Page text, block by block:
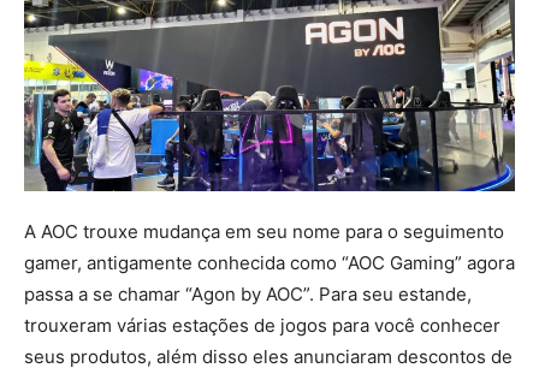
A AOC trouxe mudança em seu nome para o seguimento
gamer, antigamente conhecida como “AOC Gaming” agora
passa a se chamar “Agon by AOC”. Para seu estande,
trouxeram várias estações de jogos para você conhecer
seus produtos, além disso eles anunciaram descontos de